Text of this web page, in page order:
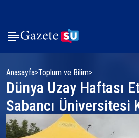
Anasayfa Toplum ve Bilim
Dünya Uzay Haftası
Sabancı Üniversitesi